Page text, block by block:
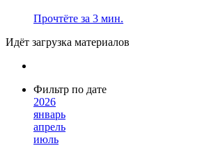
Прочтёте за 3 мин.
Идёт загрузка материалов
Фильтр по дате
2026
январь
апрель
июль